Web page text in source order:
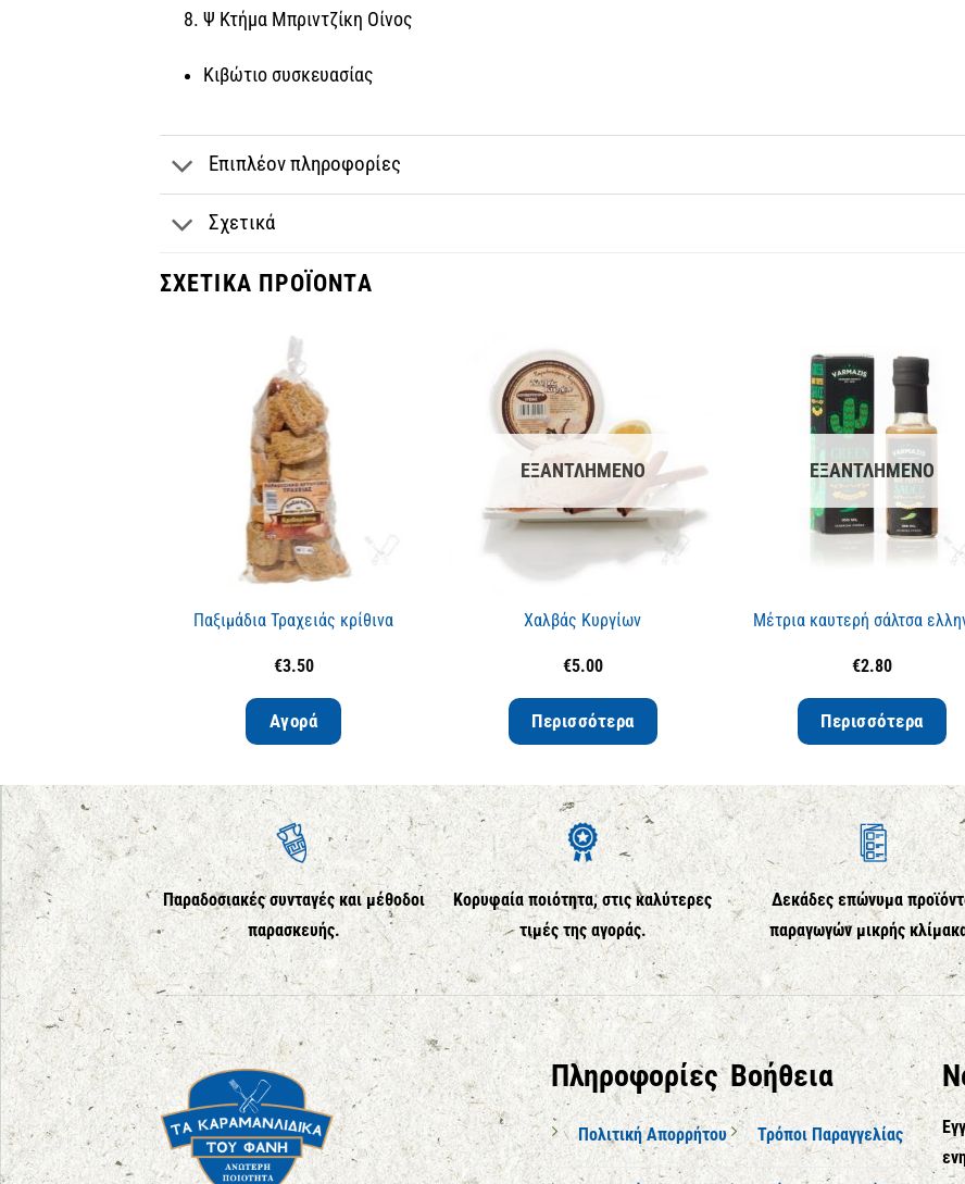
Ψ Κτήμα Μπριντζίκη Οίνος
Κιβώτιο συσκευασίας
Επιπλέον πληροφορίες
Σχετικά
ΣΧΕΤΙΚΆ ΠΡΟΪΌΝΤΑ
Παξιμάδια Τραχειάς κρίθινα
€3.50
Αγορά
ΕΞΑΝΤΛΗΜΈΝΟ
Χαλβάς Κυργίων
€5.00
Περισσότερα
ΕΞΑΝΤΛΗΜΈΝΟ
Μέτρια καυτερή σάλτσα
€2.80
Περισσότερα
Παραδοσιακές συνταγές και μέθοδοι
παρασκευής.
Κορυφαία ποιότητα, στις καλύτερες
τιμές της αγοράς.
Δεκάδες επώνυμα
παραγωγών μικρής
Πληροφορίες
Πολιτική Απορρήτου
Βοήθεια
Τρόποι Παραγγελίας